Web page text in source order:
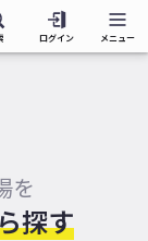
ログイン メニュー
を
探す